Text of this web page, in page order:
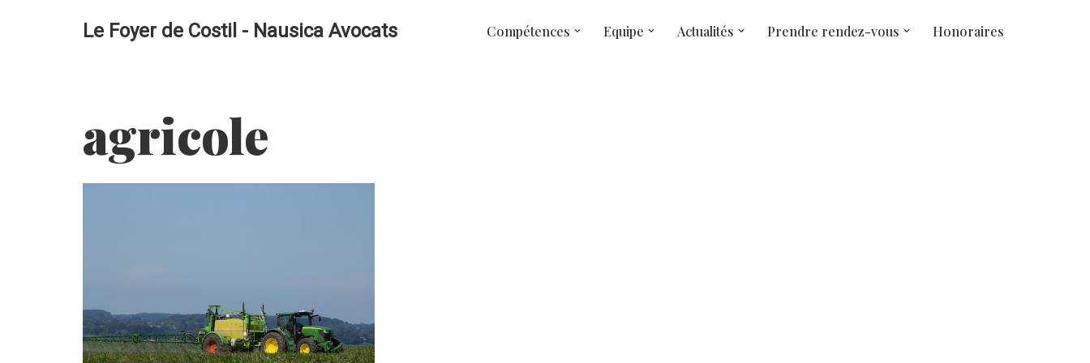
Le Foyer de Costil - Nausica Avocats Compétences Equipe Actualités Prendre rendez-vous Honoraires
agricole